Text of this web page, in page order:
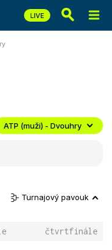
ATP (muži) - Dvouhry
Turnajový pavouk
čtvrtfinále